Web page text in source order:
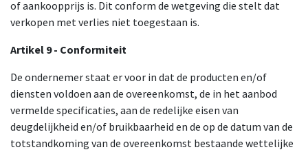
of aankoopprijs is. Dit conform de wetgeving die stelt dat
verkopen met verlies niet toegestaan is.
Artikel 9 - Conformiteit
De ondernemer staat er voor in dat de producten en/of
diensten voldoen aan de overeenkomst, de in het aanbod
vermelde specificaties, aan de redelijke eisen van
deugdelijkheid en/of bruikbaarheid en de op de datum van de
totstandkoming van de overeenkomst bestaande wettelijke